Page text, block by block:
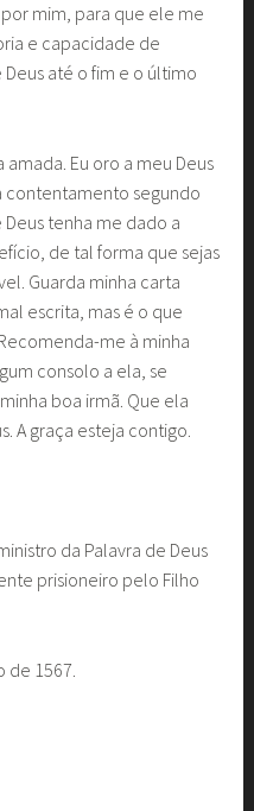
mim, para que ele me
e capacidade de
até o fim e o último
Eu oro a meu Deus
segundo
tenha me dado a
de tal forma que sejas
Guarda minha carta
escrita, mas é o que
me à minha
consolo a ela, se
boa irmã. Que ela
A graça esteja contigo.
da Palavra de Deus
prisioneiro pelo Filho
1567.